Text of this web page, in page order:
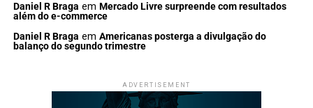
Daniel R Braga em Mercado Livre surpreende com resultados
além do e-commerce
Daniel R Braga em Americanas posterga a divulgação do
balanço do segundo trimestre
ADVERTISEMENT